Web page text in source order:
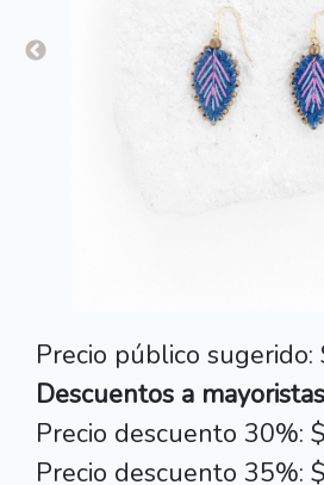
Precio público
Descuentos a mayoristas
Precio descuento 30%:
Precio descuento 35%: